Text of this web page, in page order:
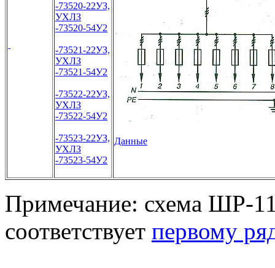
-73520-22УЗ,
УХЛЗ
-73520-54У2
-73521-22УЗ,
УХЛЗ
-73521-54У2
-73522-22УЗ,
УХЛЗ
-73522-54У2
-73523-22УЗ,
УХЛЗ
-73523-54У2
Данные
Примечание: схема ШР-
соответствует первому